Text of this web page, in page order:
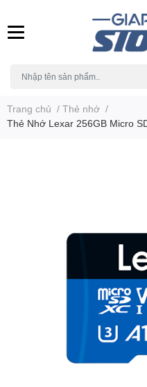
Trang chủ / Thẻ nhớ /
Thẻ Nhớ Lexar 256GB Micro